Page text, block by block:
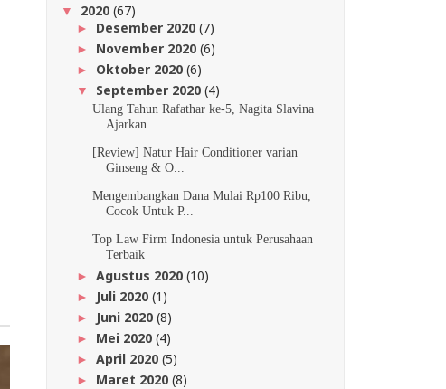
▼ 2020 (67)
► Desember 2020 (7)
► November 2020 (6)
► Oktober 2020 (6)
▼ September 2020 (4)
Ulang Tahun Rafathar ke-5, Nagita Slavina
Ajarkan ...
[Review] Natur Hair Conditioner varian
Ginseng & O...
Mengembangkan Dana Mulai Rp100 Ribu,
Cocok Untuk P...
Top Law Firm Indonesia untuk Perusahaan
Terbaik
► Agustus 2020 (10)
► Juli 2020 (1)
► Juni 2020 (8)
► Mei 2020 (4)
► April 2020 (5)
► Maret 2020 (8)